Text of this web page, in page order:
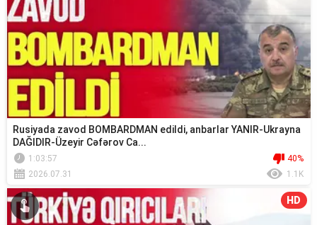
Rusiyada zavod BOMBARDMAN edildi, anbarlar YANIR-Ukrayna
DAĞIDIR-Üzeyir Cəfərov Ca...
1:03:57
40%
2026.07.31
1.1K
HD